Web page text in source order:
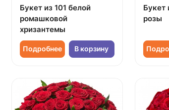
Букет из 101 белой
ромашковой
хризантемы
Подробнее В корзину
Букет
розы